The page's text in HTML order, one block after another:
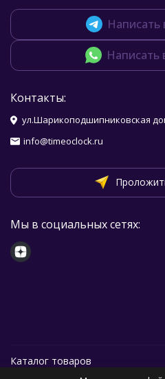
Написать
Написать
Контакты:
ул.Шарикоподшипниковская
info@timeoclock.ru
Мы в социальных сетях:
Каталог товаров